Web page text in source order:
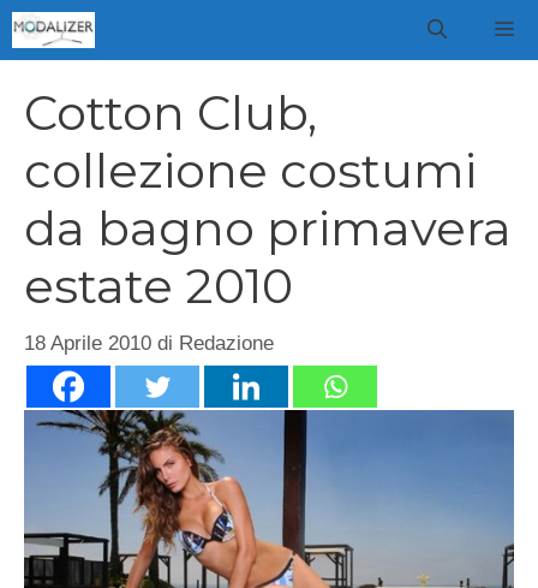
Vai
al
Cotton Club,
collezione costumi
da bagno primavera
estate 2010
18 Aprile 2010 di Redazione